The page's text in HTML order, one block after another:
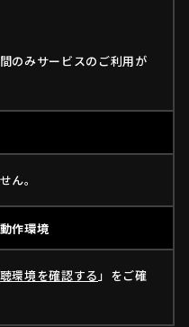
のみサービスのご利用が
ん。
作環境
環境を確認する」をご確